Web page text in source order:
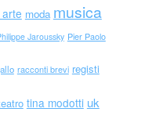
moda musica
Jaroussky Pier Paolo
racconti brevi registi
tina modotti uk